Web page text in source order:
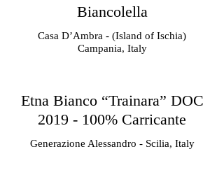
Biancolella
Casa D’Ambra - (Island of Ischia)
Campania, Italy
Etna Bianco “Trainara” DOC
2019 - 100% Carricante
Generazione Alessandro - Scilia, Italy